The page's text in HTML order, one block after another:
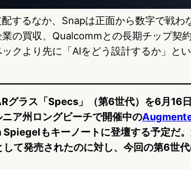
するなか、Snapは正面から数字で戦わ
の買収、Qualcommとの長期チップ契
クより先に「AIをどう設計するか」と
グラス「Specs」（第6世代）を6月16
ア州ロングビーチで開催中の
Spiegelもキーノートに登壇する予定だ
て発売されたのに対し、今回の第6世